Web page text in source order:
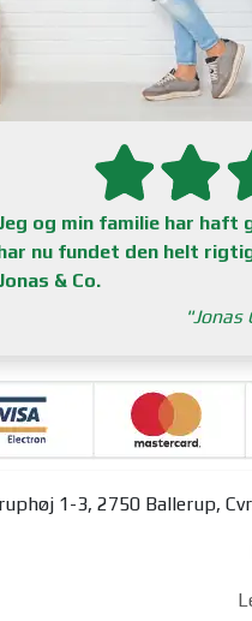
og min familie har haft
nu fundet den helt
& Co.
Jonas
1-3, 2750 Ballerup,